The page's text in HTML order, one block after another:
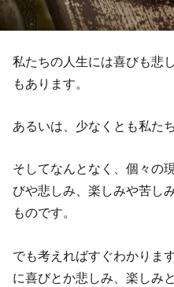
私たちの人生には喜びも悲
もあります。
あるいは、少なくとも私た
そしてなんとなく、個々の
びや悲しみ、楽しみや苦し
ものです。
でも考えればすぐわかりま
に喜びとか悲しみ、楽しみ